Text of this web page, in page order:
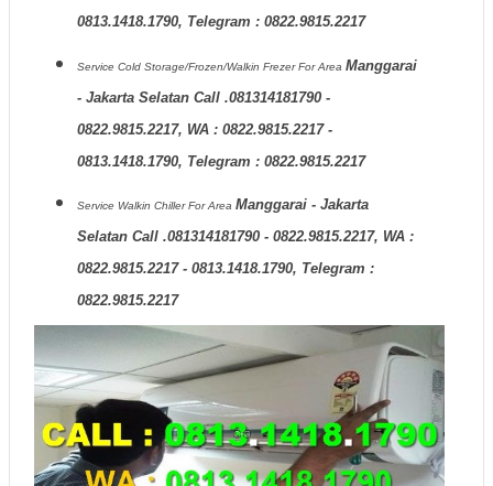
0813.1418.1790, Telegram : 0822.9815.2217
Service Cold Storage/Frozen/Walkin FrezerFor Area Manggarai
- Jakarta Selatan Call .081314181790 -
0822.9815.2217, WA : 0822.9815.2217 -
0813.1418.1790, Telegram : 0822.9815.2217
Service Walkin ChillerFor Area Manggarai - Jakarta
Selatan Call .081314181790 - 0822.9815.2217, WA :
0822.9815.2217 - 0813.1418.1790, Telegram :
0822.9815.2217